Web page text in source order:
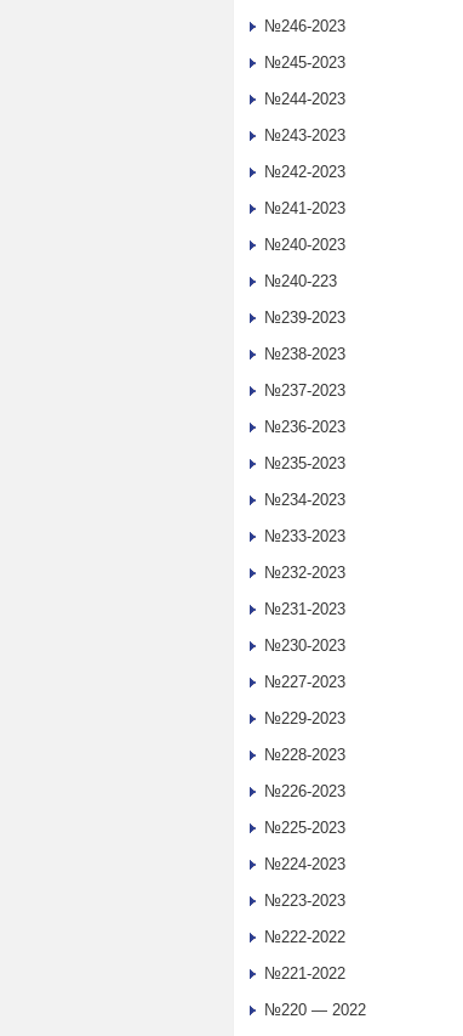
№246-2023
№245-2023
№244-2023
№243-2023
№242-2023
№241-2023
№240-2023
№240-223
№239-2023
№238-2023
№237-2023
№236-2023
№235-2023
№234-2023
№233-2023
№232-2023
№231-2023
№230-2023
№227-2023
№229-2023
№228-2023
№226-2023
№225-2023
№224-2023
№223-2023
№222-2022
№221-2022
№220 — 2022